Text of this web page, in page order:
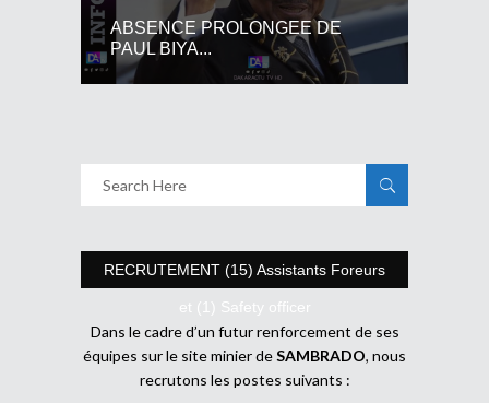
ABSENCE PROLONGEE DE
PAUL BIYA...
RECRUTEMENT (15) Assistants Foreurs
et (1) Safety officer
Dans le cadre d’un futur renforcement de ses
équipes sur le site minier deSAMBRADO, nous
recrutons les postes suivants :